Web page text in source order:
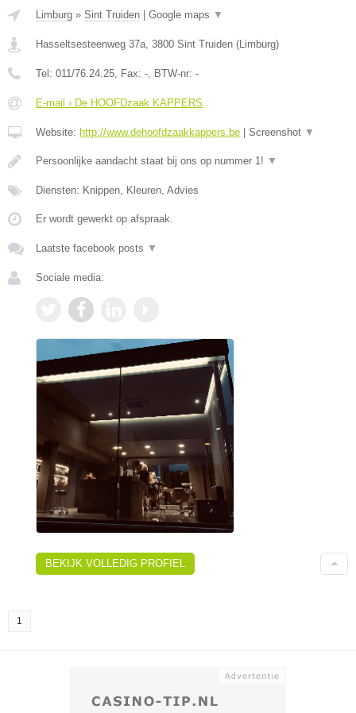
Limburg » Sint Truiden Google maps ▼
Hasseltsesteenweg 37a, 3800 Sint Truiden (Limburg)
Tel: 011/76.24.25, Fax: -, BTW-nr: -
E-mail › De HOOFDzaak KAPPERS
Website: http://www.dehoofdzaakkappers.be Screenshot ▼
Persoonlijke aandacht staat bij ons op nummer 1! ▼
Diensten: Knippen, Kleuren, Advies
Er wordt gewerkt op afspraak.
Laatste facebook posts ▼
Sociale media:
BEKIJK VOLLEDIG PROFIEL
1